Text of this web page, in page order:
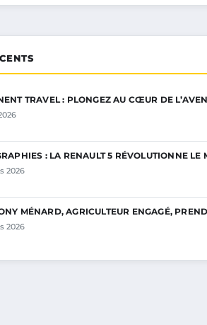
TRAVEL : PLONGEZ AU CŒUR DE
: LA RENAULT 5 RÉVOLUTIONNE LE
2026
MÉNARD, AGRICULTEUR ENGAGÉ,
2026